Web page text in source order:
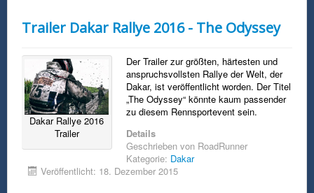
Trailer Dakar Rallye 2016 - The Odyssey
Dakar Rallye 2016
Trailer
Der Trailer zur größten, härtesten und
anspruchsvollsten Rallye der Welt, der
Dakar, ist veröffentlicht worden. Der Titel
„The Odyssey“ könnte kaum passender
zu diesem Rennsportevent sein.
Details
Geschrieben von RoadRunner
Kategorie: Dakar
Veröffentlicht: 18. Dezember 2015